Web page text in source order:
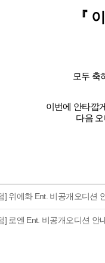
『
모두 축
이번에 안타깝
다음
] 위에화 Ent. 비공개오디션
] 로엔 Ent. 비공개오디션 안